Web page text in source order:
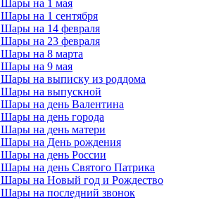
Шары на 1 мая
Шары на 1 сентября
Шары на 14 февраля
Шары на 23 февраля
Шары на 8 марта
Шары на 9 мая
Шары на выписку из роддома
Шары на выпускной
Шары на день Валентина
Шары на день города
Шары на день матери
Шары на День рождения
Шары на день России
Шары на день Святого Патрика
Шары на Новый год и Рождество
Шары на последний звонок